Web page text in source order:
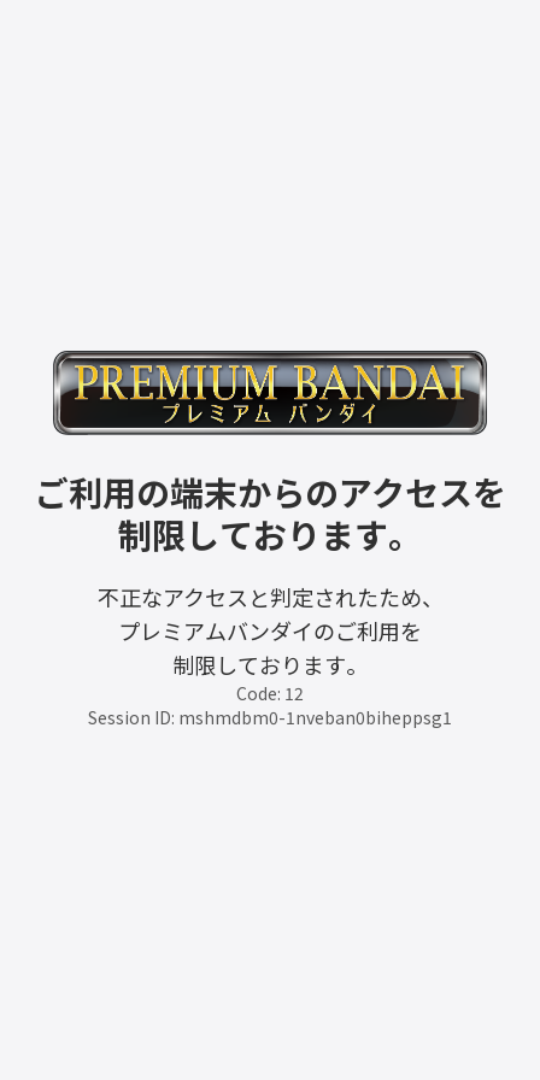
ご利用の端末からのアクセスを
制限しております。
不正なアクセスと判定されたため、
プレミアムバンダイのご利用を
制限しております。
Code: 12
Session ID: mshmdbm0-1nveban0biheppsg1